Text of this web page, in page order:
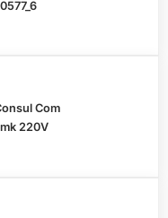
Com
220V